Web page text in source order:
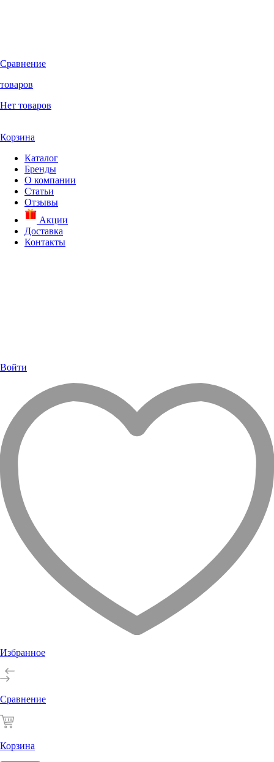
Сравнение
товаров
Нет товаров
Корзина
Каталог
Бренды
О компании
Статьи
Отзывы
Акции
Доставка
Контакты
Войти
Избранное
Сравнение
Корзина